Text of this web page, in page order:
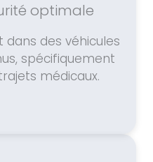
optimale
des véhicules
spécifiquement
médicaux.